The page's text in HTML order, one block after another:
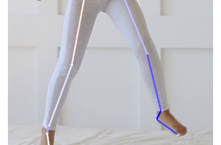
-820.93463)
(218.27956,
-683.6567)
0.995568입니다.
LEFT_PINKY 0.95273364
RIGHT_PINKY 0.9785348